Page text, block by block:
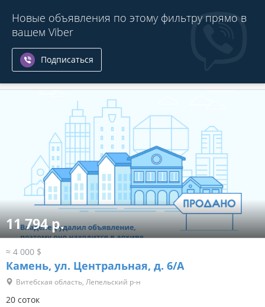
Новые объявления по этому фильтру прямо в
вашем Viber
Подписаться
11 794 р.
≈ 4 000 $
Камень, ул. Центральная, д. 6/А
Витебская область, Лепельский р-н
20 соток